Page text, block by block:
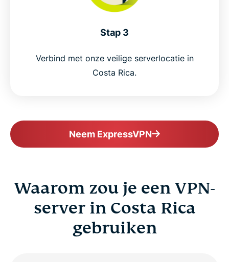
Stap 3
Verbind met onze veilige serverlocatie in
Costa Rica.
Neem ExpressVPN
Waarom zou je een VPN-
server in Costa Rica
gebruiken